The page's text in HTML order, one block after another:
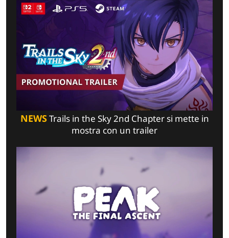
NEWSTrails in the Sky 2nd Chapter si mette in
mostra con un trailer